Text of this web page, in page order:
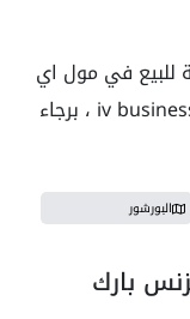
للبيع في مول اي
في بيزنس بارك التجمع الخامس iv business park ، برجاء
البورشور
بارك